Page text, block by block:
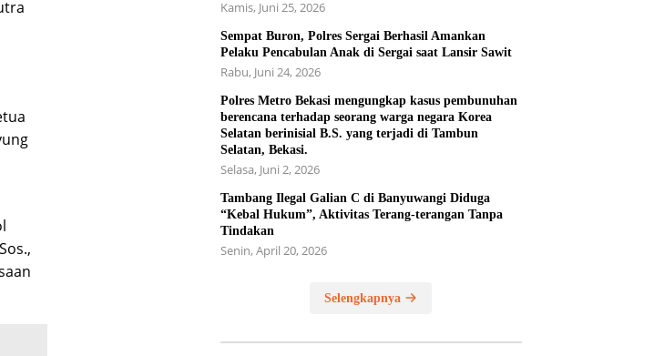
Kamis, Juni 25, 2026
Sempat Buron, Polres Sergai Berhasil Amankan
Pelaku Pencabulan Anak di Sergai saat Lansir Sawit
Rabu, Juni 24, 2026
Polres Metro Bekasi mengungkap kasus pembunuhan
berencana terhadap seorang warga negara Korea
Selatan berinisial B.S. yang terjadi di Tambun
Selatan, Bekasi.
Selasa, Juni 2, 2026
Tambang Ilegal Galian C di Banyuwangi Diduga
“Kebal Hukum”, Aktivitas Terang-terangan Tanpa
Tindakan
Senin, April 20, 2026
Selengkapnya